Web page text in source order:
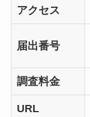
アクセス
届出番号
調査料金
URL